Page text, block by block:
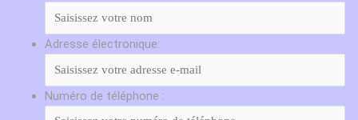
Adresse électronique:
Numéro de téléphone :